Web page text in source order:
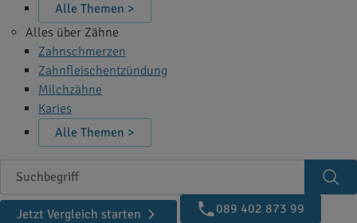
Alle Themen >
Alles über Zähne
Zahnschmerzen
Zahnfleischentzündung
Milchzähne
Karies
Alle Themen >
Suchbegriff
Jetzt Vergleich starten
089 402 873 99